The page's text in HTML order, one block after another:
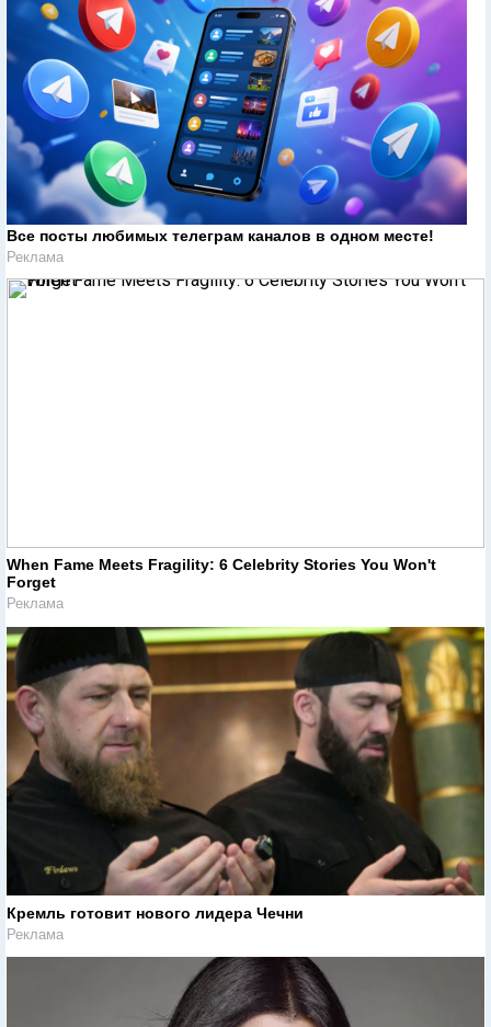
Все посты любимых телеграм каналов в одном месте!
Реклама
When Fame Meets Fragility: 6 Celebrity Stories You Won't
Forget
Реклама
Кремль готовит нового лидера Чечни
Реклама